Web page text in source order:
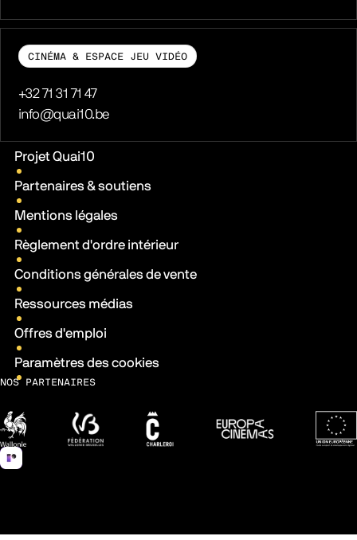
CINÉMA & ESPACE JEU VIDÉO
Téléphone
+32 71 31 71 47
E-mail
info@quai10.be
Liens pratiques
Projet Quai10
Partenaires & soutiens
Mentions légales
Règlement d'ordre intérieur
Conditions générales de vente
Ressources médias
Offres d'emploi
Paramètres des cookies
NOS PARTENAIRES
Wallonie Fédération Wallonie-Bruxelles
Ville de CharleroiEuropa Cinemas